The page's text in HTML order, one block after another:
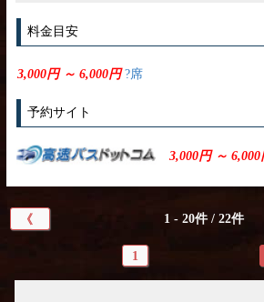
料金目安
3,000円 ～ 6,000円?席
予約サイト
3,000円 ～ 6,000
《 1 - 20件 / 22件
1